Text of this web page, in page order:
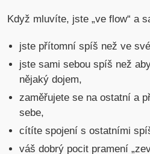
Když mluvíte, jste „ve flow“ a
jste přítomní spíš než ve
jste sami sebou spíš než
nějaký dojem,
zaměřujete se na ostatní a
sebe,
cítíte spojení s ostatními
váš dobrý pocit pramení